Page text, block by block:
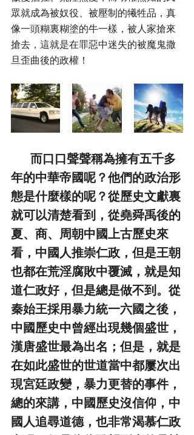
眾就成為被奴役、被壓制的犧牲品，真
像一頭糊裏糊塗的牛一樣，被人家搶來
搶去，這就是在罪惡中迷失的被魔鬼撒
旦歪曲後的政權！
年的中華帝國呢？他們的政治形
態是什麼樣的呢？從歷史文獻裏
就可以清楚看到，從堯舜禹後的
夏、商、周朝中國上古歷史來
看，中國人推崇仁政，但是王朝
也都在荒淫腐敗中覆滅，就是知
道仁政好，但是總是做不到。從
秦始王採用暴力統一六國之後，
中國歷史中曾經出現幾個盛世，
漢唐盛世最為出名；但是，就是
在如此盛世的世道當中都屢次出
現宮廷政變，暴力更替的事件，
總的來講，中國歷史沒信仰，中
國人追尋道德，也非常渴慕仁政